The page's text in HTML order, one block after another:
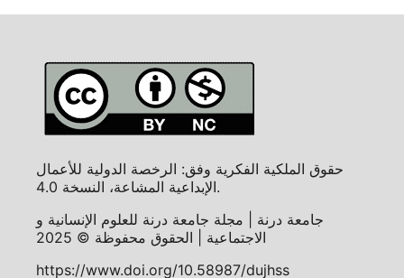
حقوق الملكية الفكرية وفق: الرخصة الدولية للأعمال
الإبداعية المشاعة، النسخة 4.0.
جامعة درنة | مجلة جامعة درنة للعلوم الإنسانية و
الاجتماعية | الحقوق محفوظة © 2025
https://www.doi.org/10.58987/dujhss